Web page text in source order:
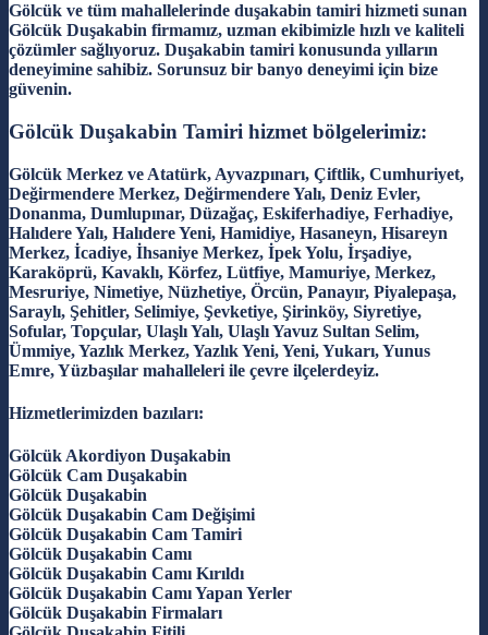
Gölcük ve tüm mahallelerinde duşakabin tamiri hizmeti sunan
Gölcük Duşakabin firmamız, uzman ekibimizle hızlı ve kaliteli
çözümler sağlıyoruz. Duşakabin tamiri konusunda yılların
deneyimine sahibiz. Sorunsuz bir banyo deneyimi için bize
güvenin.
Gölcük Duşakabin Tamiri hizmet bölgelerimiz:
Gölcük Merkez ve Atatürk, Ayvazpınarı, Çiftlik, Cumhuriyet,
Değirmendere Merkez, Değirmendere Yalı, Deniz Evler,
Donanma, Dumlupınar, Düzağaç, Eskiferhadiye, Ferhadiye,
Halıdere Yalı, Halıdere Yeni, Hamidiye, Hasaneyn, Hisareyn
Merkez, İcadiye, İhsaniye Merkez, İpek Yolu, İrşadiye,
Karaköprü, Kavaklı, Körfez, Lütfiye, Mamuriye, Merkez,
Mesruriye, Nimetiye, Nüzhetiye, Örcün, Panayır, Piyalepaşa,
Saraylı, Şehitler, Selimiye, Şevketiye, Şirinköy, Siyretiye,
Sofular, Topçular, Ulaşlı Yalı, Ulaşlı Yavuz Sultan Selim,
Ümmiye, Yazlık Merkez, Yazlık Yeni, Yeni, Yukarı, Yunus
Emre, Yüzbaşılar mahalleleri ile çevre ilçelerdeyiz.
Hizmetlerimizden bazıları:
Gölcük Akordiyon Duşakabin
Gölcük Cam Duşakabin
Gölcük Duşakabin
Gölcük Duşakabin Cam Değişimi
Gölcük Duşakabin Cam Tamiri
Gölcük Duşakabin Camı
Gölcük Duşakabin Camı Kırıldı
Gölcük Duşakabin Camı Yapan Yerler
Gölcük Duşakabin Firmaları